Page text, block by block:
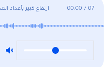
ارتفاع كبير بأعداد 00:00 / 07